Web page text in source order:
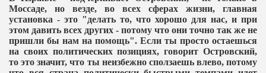
Моссаде, но везде, во всех сферах жизни, главная
установка - это "делать то, что хорошо для нас, и при
этом давить всех других - потому что они точно так же не
пришли бы нам на помощь". Если ты просто остаешься
на своих политических позициях, говорит Островский,
то это значит, что ты неизбежно сползаешь влево, потому